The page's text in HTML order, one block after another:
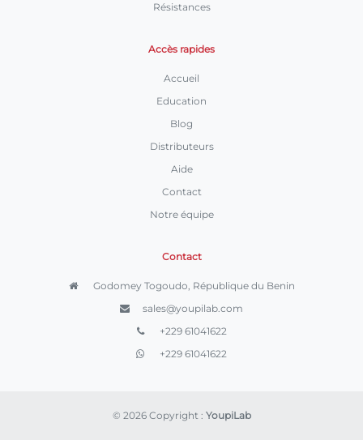
Résistances
Accès rapides
Accueil
Education
Blog
Distributeurs
Aide
Contact
Notre équipe
Contact
Godomey Togoudo, République du Benin
sales@youpilab.com
+229 61041622
+229 61041622
© 2026 Copyright : YoupiLab